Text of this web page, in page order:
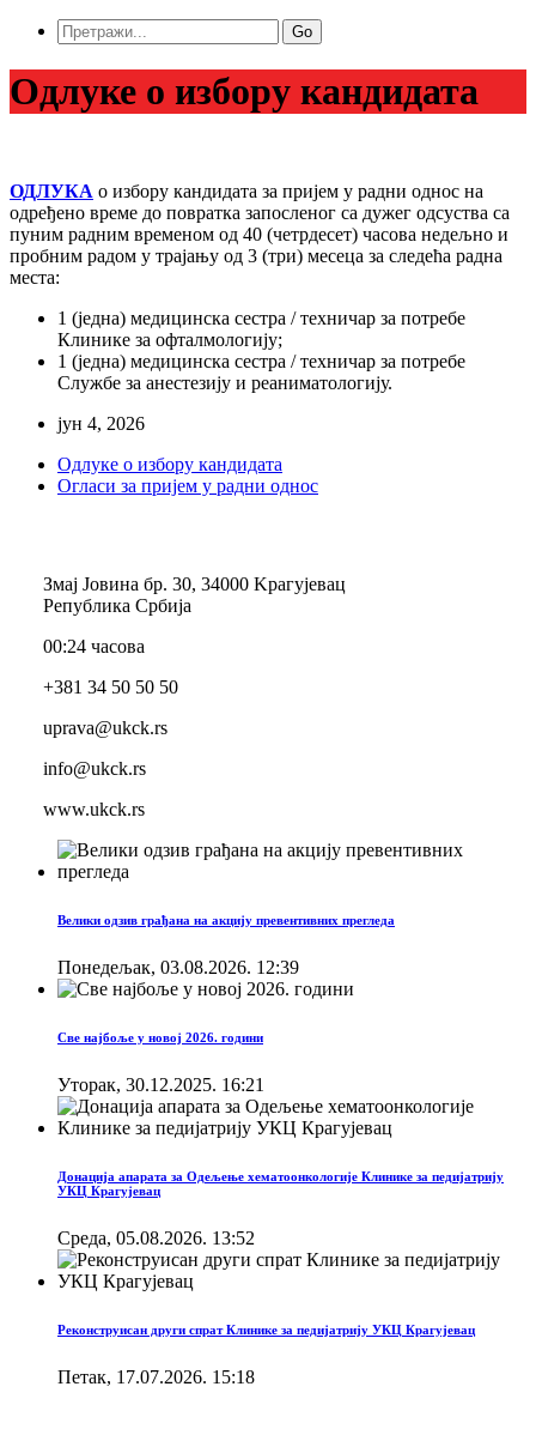
Go
Одлуке о избору кандидата
ОДЛУКА о избору кандидата за пријем у радни однос на
одређено време до повратка запосленог са дужег одсуства са
пуним радним временом од 40 (четрдесет) часова недељно и
пробним радом у трајању од 3 (три) месеца за следећа радна
места:
1 (једна) медицинска сестра / техничар за потребе
Клинике за офталмологију;
1 (једна) медицинска сестра / техничар за потребе
Службе за анестезију и реаниматологију.
јун 4, 2026
Одлуке о избору кандидата
Огласи за пријем у радни однос
Змај Јовина бр. 30, 34000 Kрагујевац
Република Србија
00:24 часова
+381 34 50 50 50
uprava@ukck.rs
info@ukck.rs
www.ukck.rs
Велики одзив грађана на акцију превентивних прегледа
Понедељак, 03.08.2026. 12:39
Све најбоље у новој 2026. години
Уторак, 30.12.2025. 16:21
Донација апарата за Одељење хематоонкологије Клинике за педијатрију
УКЦ Крагујевац
Cреда, 05.08.2026. 13:52
Реконструисан други спрат Клинике за педијатрију УКЦ Крагујевац
Петак, 17.07.2026. 15:18